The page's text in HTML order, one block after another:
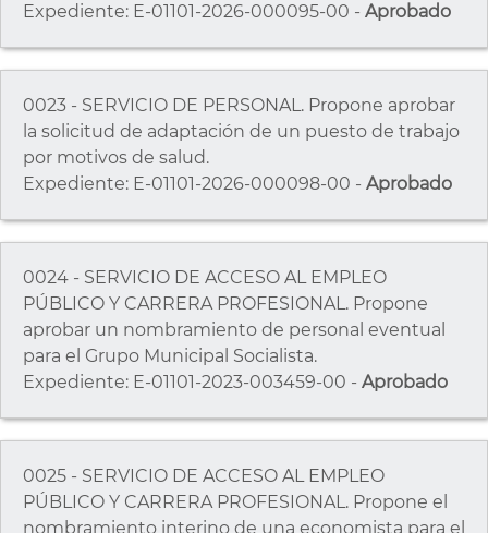
Expediente: E-01101-2026-000095-00 - Aprobado
0023 - SERVICIO DE PERSONAL. Propone aprobar
la solicitud de adaptación de un puesto de trabajo
por motivos de salud.
Expediente: E-01101-2026-000098-00 - Aprobado
0024 - SERVICIO DE ACCESO AL EMPLEO
PÚBLICO Y CARRERA PROFESIONAL. Propone
aprobar un nombramiento de personal eventual
para el Grupo Municipal Socialista.
Expediente: E-01101-2023-003459-00 - Aprobado
0025 - SERVICIO DE ACCESO AL EMPLEO
PÚBLICO Y CARRERA PROFESIONAL. Propone el
nombramiento interino de una economista para el